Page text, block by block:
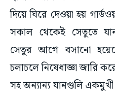
দিয়ে ঘিরে দেওয়া হয়
সকাল থেকেই সেতুতে
সেতুর আগে বসানো
চলাচলে নিষেধাজ্ঞা জারি
সহ অন্যান্য যানগুলি